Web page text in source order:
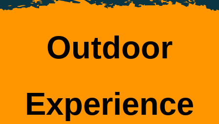
Outdoor
Experience